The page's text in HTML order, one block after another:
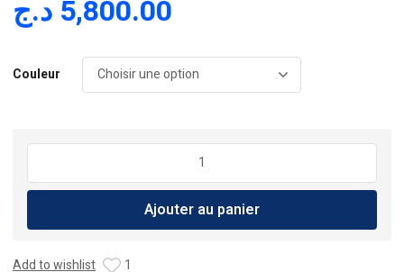
5,800.00 د.ج
Couleur
quantité
Masque
Morpheus
Ajouter au panier
Add to wishlist 1